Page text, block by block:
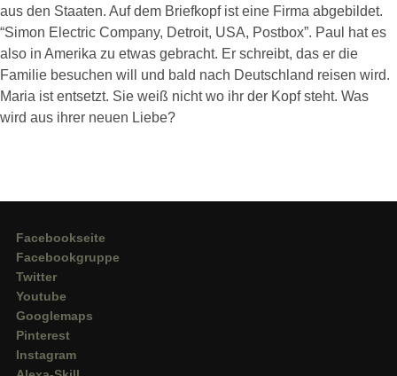
aus den Staaten. Auf dem Briefkopf ist eine Firma abgebildet.
“Simon Electric Company, Detroit, USA, Postbox”. Paul hat es
also in Amerika zu etwas gebracht. Er schreibt, das er die
Familie besuchen will und bald nach Deutschland reisen wird.
Maria ist entsetzt. Sie weiß nicht wo ihr der Kopf steht. Was
wird aus ihrer neuen Liebe?
Facebookseite
Facebookgruppe
Twitter
Youtube
Googlemaps
Pinterest
Instagram